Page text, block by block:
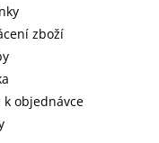
zboží
objednávce